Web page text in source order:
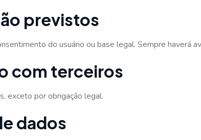
previstos
do usuário ou base legal. Sempre haverá
com terceiros
exceto por obrigação legal.
dados